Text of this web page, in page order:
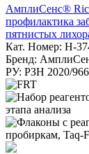
АмплиСенс®
профилактика
пятнистых
Кат. Номер: H-
Бренд:
РУ: РЗН 2020/